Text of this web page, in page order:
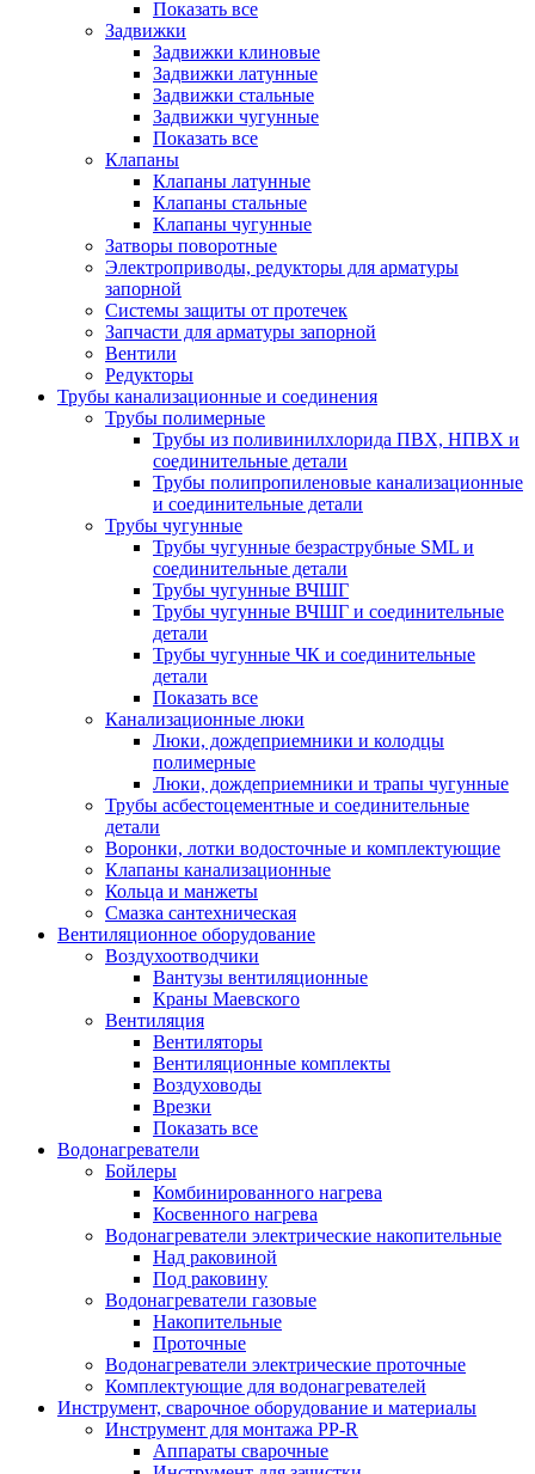
Показать все
Задвижки
Задвижки клиновые
Задвижки латунные
Задвижки стальные
Задвижки чугунные
Показать все
Клапаны
Клапаны латунные
Клапаны стальные
Клапаны чугунные
Затворы поворотные
Электроприводы, редукторы для арматуры
запорной
Системы защиты от протечек
Запчасти для арматуры запорной
Вентили
Редукторы
Трубы канализационные и соединения
Трубы полимерные
Трубы из поливинилхлорида ПВХ, НПВХ и
соединительные детали
Трубы полипропиленовые канализационные
и соединительные детали
Трубы чугунные
Трубы чугунные безраструбные SML и
соединительные детали
Трубы чугунные ВЧШГ
Трубы чугунные ВЧШГ и соединительные
детали
Трубы чугунные ЧК и соединительные
детали
Показать все
Канализационные люки
Люки, дождеприемники и колодцы
полимерные
Люки, дождеприемники и трапы чугунные
Трубы асбестоцементные и соединительные
детали
Воронки, лотки водосточные и комплектующие
Клапаны канализационные
Кольца и манжеты
Смазка сантехническая
Вентиляционное оборудование
Воздухоотводчики
Вантузы вентиляционные
Краны Маевского
Вентиляция
Вентиляторы
Вентиляционные комплекты
Воздуховоды
Врезки
Показать все
Водонагреватели
Бойлеры
Комбинированного нагрева
Косвенного нагрева
Водонагреватели электрические накопительные
Над раковиной
Под раковину
Водонагреватели газовые
Накопительные
Проточные
Водонагреватели электрические проточные
Комплектующие для водонагревателей
Инструмент, сварочное оборудование и материалы
Инструмент для монтажа PP-R
Аппараты сварочные